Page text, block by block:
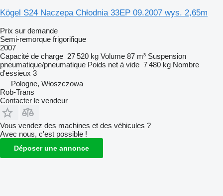
Kögel S24 Naczepa Chłodnia 33EP 09.2007 wys. 2,65m
Prix sur demande
Semi-remorque frigorifique
2007
Capacité de charge 27 520 kg Volume 87 m³ Suspension
pneumatique/pneumatique Poids net à vide 7 480 kg Nombre
d'essieux 3
Pologne, Włoszczowa
Rob-Trans
Contacter le vendeur
Vous vendez des machines et des véhicules ?
Avec nous, c'est possible !
Déposer une annonce